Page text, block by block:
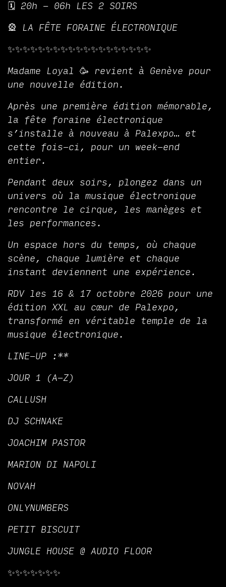
🗓️ 20h - 06h LES 2 SOIRS
🎡 LA FÊTE FORAINE ÉLECTRONIQUE
✨✨✨✨✨✨✨✨✨✨✨✨✨✨✨✨✨✨✨
Madame Loyal 🥳 revient à Genève pour
une nouvelle édition.
Après une première édition mémorable,
la fête foraine électronique
s’installe à nouveau à Palexpo… et
cette fois-ci, pour un week-end
entier.
Pendant deux soirs, plongez dans un
univers où la musique électronique
rencontre le cirque, les manèges et
les performances.
Un espace hors du temps, où chaque
scène, chaque lumière et chaque
instant deviennent une expérience.
RDV les 16 & 17 octobre 2026 pour une
édition XXL au cœur de Palexpo,
transformé en véritable temple de la
musique électronique.
LINE-UP :**
JOUR 1 (A-Z)
CALLUSH
DJ SCHNAKE
JOACHIM PASTOR
MARION DI NAPOLI
NOVAH
ONLYNUMBERS
PETIT BISCUIT
JUNGLE HOUSE @ AUDIO FLOOR
✨✨✨✨✨✨✨